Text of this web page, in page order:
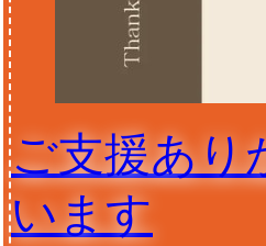
ご支援あり
います